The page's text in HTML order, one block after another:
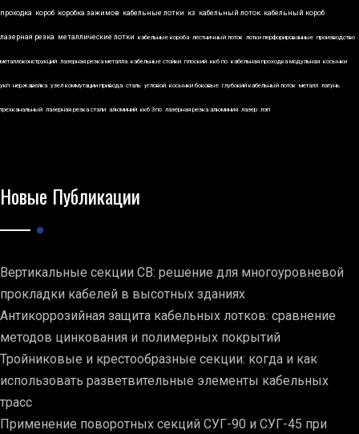
проходка короб коробка зажимов кабельные лотки кз кабельный лоток кабельный короб
лазерная резка металлические лотки кабельные короба лестничный лоток лотки перфорированные производство
металлоконструкций лазерная резка металла кабельные стойки плоский ккб по кабельная проходка модульная косынки
укп нержавейка узел коммутации привода сталь угловой косынки боковые глубокий кабельный лоток металл латунь
трехканальный лазерная резка стали алюминий ккб 3по лазерная резка алюминия лазер лэп
Новые Публикации
Вертикальные секции СВ: решение для многоуровневой
прокладки кабелей в высотных зданиях
Антикоррозийная защита кабельных лотков: сравнение
методов цинкования и полимерных покрытий
Тройниковые и крестообразные секции: когда и как
использовать разветвительные элементы кабельных
трасс
Применение поворотных секций СУГ-90 и СУГ-45 при